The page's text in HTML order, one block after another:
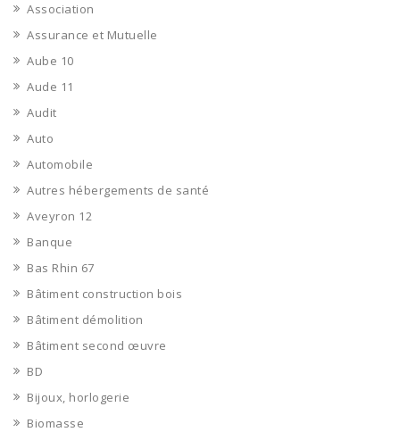
Association
Assurance et Mutuelle
Aube 10
Aude 11
Audit
Auto
Automobile
Autres hébergements de santé
Aveyron 12
Banque
Bas Rhin 67
Bâtiment construction bois
Bâtiment démolition
Bâtiment second œuvre
BD
Bijoux, horlogerie
Biomasse